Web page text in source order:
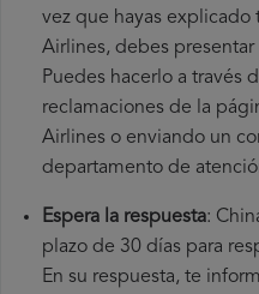
vez que hayas explicado
Airlines, debes
Puedes hacerlo a través
reclamaciones de la
Airlines o enviando un
departamento de
Espera la respuesta:
plazo de 30 días para
En su respuesta, te